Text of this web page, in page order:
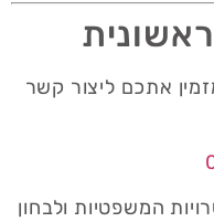
אתכם ליצור קשר
המשפטיות ולבחון